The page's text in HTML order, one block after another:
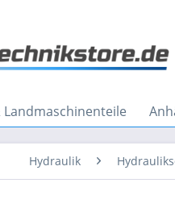
Hydraulik